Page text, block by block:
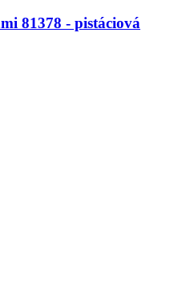
81378 - pistáciová